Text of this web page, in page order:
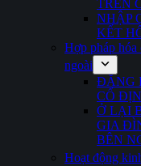
TRÊN
NHẬP
KẾT
Hợp pháp
ngoài
ĐĂNG
CỐ
Ở LẠI
GIA
BÊN
Hoạt động